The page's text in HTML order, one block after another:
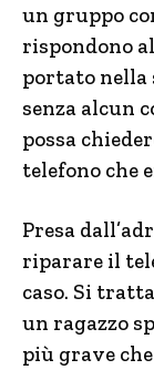
un gruppo
rispondono
portato nella
senza alcun
possa
telefono che
Presa
riparare il
caso. Si
un ragazzo
più grave